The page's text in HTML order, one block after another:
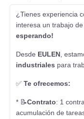
¿Tienes experiencia
interesa un trabajo
esperando!
Desde EULEN ,
industriales para
✅ Te ofrecemos:
* 📝Contrato: 1
acumulación de